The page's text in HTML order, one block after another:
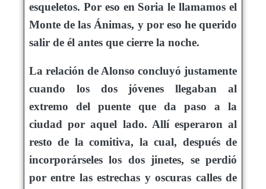
esqueletos. Por eso en Soria le llamamos el
Monte de las Ánimas, y por eso he querido
salir de él antes que cierre la noche.
La relación de Alonso concluyó justamente
cuando los dos jóvenes llegaban al
extremo del puente que da paso a la
ciudad por aquel lado. Allí esperaron al
resto de la comitiva, la cual, después de
incorporárseles los dos jinetes, se perdió
por entre las estrechas y oscuras calles de